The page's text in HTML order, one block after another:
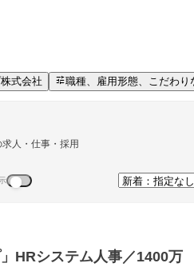
式会社 職種、雇用形態、こだわり
求人・仕事・採用
」HRシステム人事／1400万